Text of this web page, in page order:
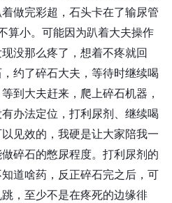
做完彩超，石头卡在了输尿管
算小。可能因为趴着大夫操作
没那么疼了，想着不疼就回
约了碎石大夫，等待时继续喝
到大夫赶来，爬上碎石机器，
办法定位，打利尿剂、继续喝
见效的，我硬是让大家陪我一
碎石的憋尿程度。打利尿剂的
道啥药，反正碎石完之后，可
，至少不是在疼死的边缘徘